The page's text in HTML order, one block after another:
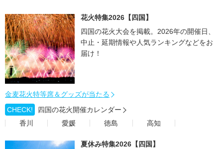
花火特集2026【四国】
四国の花火大会を掲載。2026年の開催日、
中止・延期情報や人気ランキングなどをお
届け！
金麦花火特等席＆グッズが当たる
CHECK!
四国の花火開催カレンダー
香川
愛媛 徳島 高知
夏休み特集2026【四国】